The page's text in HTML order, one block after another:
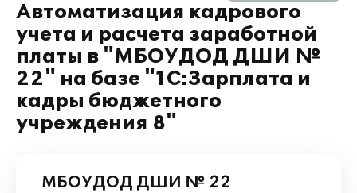
Автоматизация кадрового
учета и расчета заработной
платы в "МБОУДОД ДШИ №
22" на базе "1С:Зарплата и
кадры бюджетного
учреждения 8"
МБОУДОД ДШИ № 22